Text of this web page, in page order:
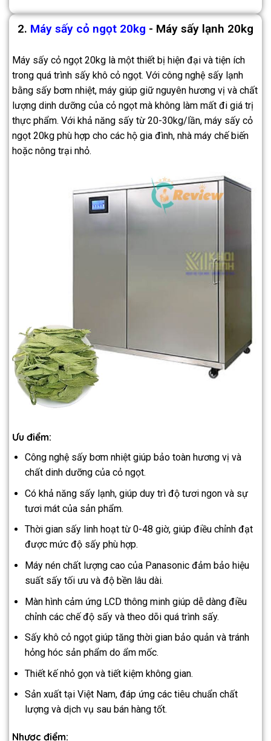
2. Máy sấy cỏ ngọt 20kg - Máy sấy lạnh 20kg
Máy sấy cỏ ngọt 20kg là một thiết bị hiện đại và tiện ích
trong quá trình sấy khô cỏ ngọt. Với công nghệ sấy lạnh
bằng sấy bơm nhiệt, máy giúp giữ nguyên hương vị và chất
lượng dinh dưỡng của cỏ ngọt mà không làm mất đi giá trị
thực phẩm. Với khả năng sấy từ 20-30kg/lần, máy sấy cỏ
ngọt 20kg phù hợp cho các hộ gia đình, nhà máy chế biến
hoặc nông trại nhỏ.
Ưu điểm:
Công nghệ sấy bơm nhiệt giúp bảo toàn hương vị và
chất dinh dưỡng của cỏ ngọt.
Có khả năng sấy lạnh, giúp duy trì độ tươi ngon và sự
tươi mát của sản phẩm.
Thời gian sấy linh hoạt từ 0-48 giờ, giúp điều chỉnh đạt
được mức độ sấy phù hợp.
Máy nén chất lượng cao của Panasonic đảm bảo hiệu
suất sấy tối ưu và độ bền lâu dài.
Màn hình cảm ứng LCD thông minh giúp dễ dàng điều
chỉnh các chế độ sấy và theo dõi quá trình sấy.
Sấy khô cỏ ngọt giúp tăng thời gian bảo quản và tránh
hỏng hóc sản phẩm do ẩm mốc.
Thiết kế nhỏ gọn và tiết kiệm không gian.
Sản xuất tại Việt Nam, đáp ứng các tiêu chuẩn chất
lượng và dịch vụ sau bán hàng tốt.
Nhược điểm: